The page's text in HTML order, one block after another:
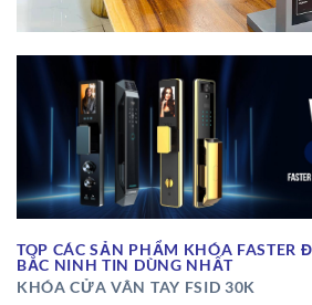
TOP CÁC SẢN PHẨM KHÓA FASTER
BẮC NINH TIN DÙNG NHẤT
KHÓA CỬA VÂN TAY FSID 30K